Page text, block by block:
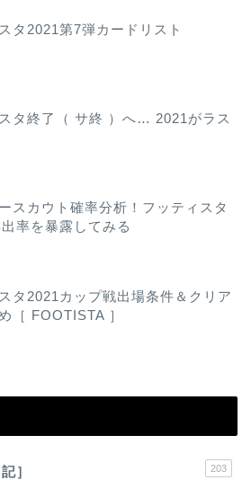
タ2021第7弾カードリスト
タ終了（ サ終 ）へ… 2021がラス
スカウト確率分析！フッティスタ
率を暴露してみる
タ2021カップ戦出場条件＆クリア
［ FOOTISTA ］
］ 203